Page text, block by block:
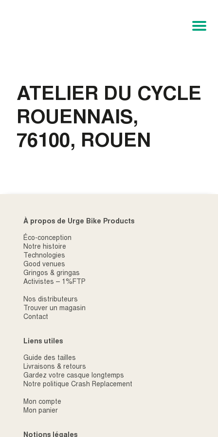
ATELIER DU CYCLE
ROUENNAIS,
76100, ROUEN
À propos de Urge Bike Products
Éco-conception
Notre histoire
Technologies
Good venues
Gringos & gringas
Activistes – 1%FTP
Nos distributeurs
Trouver un magasin
Contact
Liens utiles
Guide des tailles
Livraisons & retours
Gardez votre casque longtemps
Notre politique Crash Replacement
Mon compte
Mon panier
Notions légales